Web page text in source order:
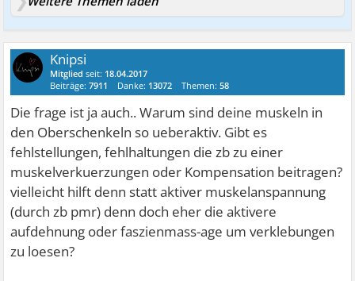
Knipsi
Mitglied seit: 18.04.2017
Beiträge:7911 Danke: 13072 Themen:58
Die frage ist ja auch.. Warum sind deine muskeln in
den Oberschenkeln so ueberaktiv. Gibt es
fehlstellungen, fehlhaltungen die zb zu einer
muskelverkuerzungen oder Kompensation beitragen?
vielleicht hilft denn statt aktiver muskelanspannung
(durch zb pmr) denn doch eher die aktivere
aufdehnung oder faszienmass-age um verklebungen
zu loesen?